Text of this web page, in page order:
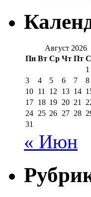
Август 2026
Пн Вт Ср Чт Пт
1
3
4 5 6 7 8
10 11 12 13 14
17 18 19 20 21
24 25 26 27 28
31
« Июн